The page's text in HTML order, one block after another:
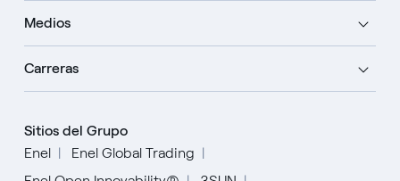
Medios
Carreras
Sitios del Grupo
Enel
Enel Global Trading